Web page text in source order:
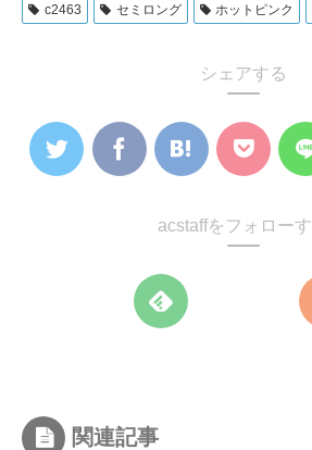
c2463 セミロング ホットピンク
シェアする
acstaffをフォロー
関連記事